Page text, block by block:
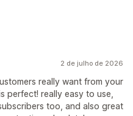
2 de julho de 2026
really want from your
perfect! really easy to use,
too, and also great